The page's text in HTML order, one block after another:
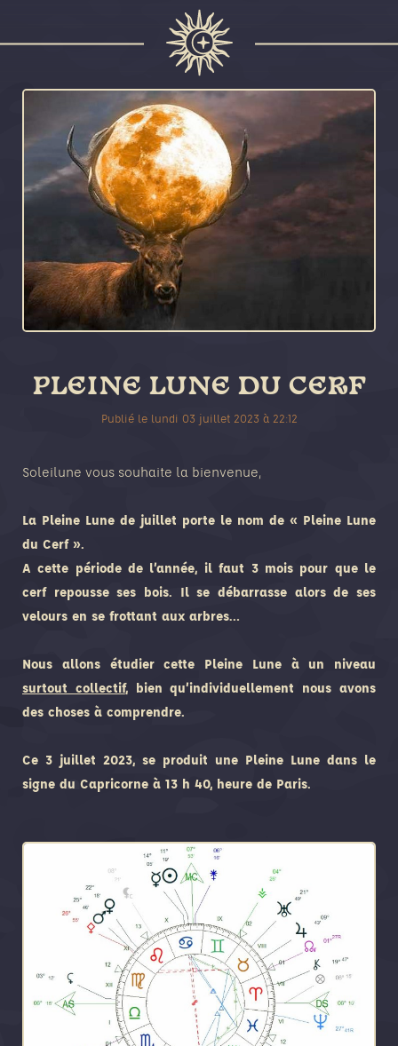
PLEINE LUNE DU CERF
Publié le lundi 03 juillet 2023 à 22:12
Soleilune vous souhaite la bienvenue,
La Pleine Lune de juillet porte le nom de « Pleine Lune
du Cerf ».
A cette période de l’année, il faut 3 mois pour que le
cerf repousse ses bois. Il se débarrasse alors de ses
velours en se frottant aux arbres…
Nous allons étudier cette Pleine Lune à un niveau
surtout collectif, bien qu’individuellement nous avons
des choses à comprendre.
Ce 3 juillet 2023, se produit une Pleine Lune dans le
signe du Capricorne à 13 h 40, heure de Paris.